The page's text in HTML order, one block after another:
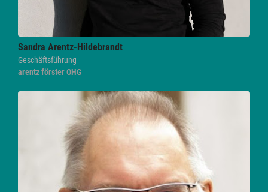
Sandra Arentz-Hildebrandt
Geschäftsführung
arentz förster OHG